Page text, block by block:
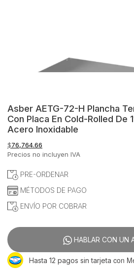
Asber AETG-72-H Plancha
Con Placa En Cold-Rolled De
Acero Inoxidable
$76,764.66
Precios no incluyen IVA
PRE-ORDENAR
MÉTODOS DE PAGO
ENVÍO POR COBRAR
HABLAR CON UN
Hasta 12 pagos sin tarjeta con